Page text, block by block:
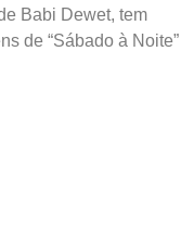
Babi Dewet, tem
de “Sábado à Noite”